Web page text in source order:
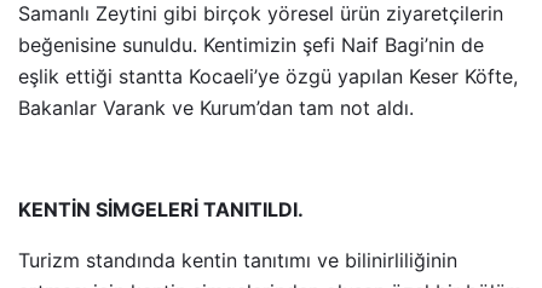
Samanlı Zeytini gibi birçok yöresel ürün ziyaretçilerin
beğenisine sunuldu. Kentimizin şefi Naif Bagi’nin de
eşlik ettiği stantta Kocaeli’ye özgü yapılan Keser Köfte,
Bakanlar Varank ve Kurum’dan tam not aldı.
KENTİN SİMGELERİ TANITILDI.
Turizm standında kentin tanıtımı ve bilinirliliğinin